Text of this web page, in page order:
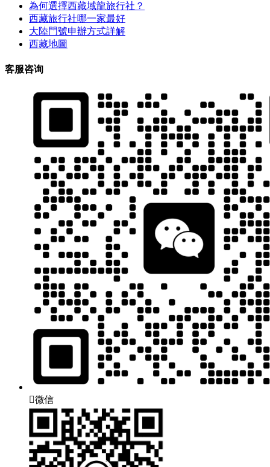
為何選擇西藏域龍旅行社？
西藏旅行社哪一家最好
大陸門號申辦方式詳解
西藏地圖
客服咨询
微信